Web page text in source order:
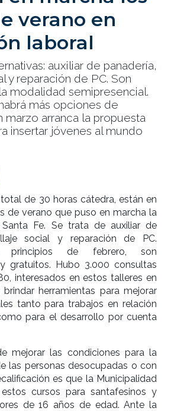
verano en
laboral
auxiliar de panadería,
y reparación de PC. Son
modalidad semipresencial.
más opciones de
marzo arranca la propuesta
insertar jóvenes al mundo
de 30 horas cátedra, están en
de verano que puso en marcha la
Santa Fe. Se trata de auxiliar de
social y reparación de PC.
principios de febrero, son
gratuitos. Hubo 3.000 consultas
interesados en estos talleres en
herramientas para mejorar
tanto para trabajos en relación
para el desarrollo por cuenta
mejorar las condiciones para la
las personas desocupadas o con
es que la Municipalidad
cursos para santafesinos y
de 16 años de edad. Ante la